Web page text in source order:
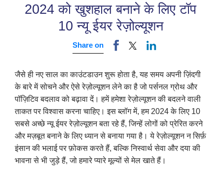
2024 को खुशहाल बनाने के लिए टॉप
10 न्यू ईयर रेज़ोल्यूशन
Share on
जैसे ही नए साल का काउंटडाउन शुरू होता है, यह समय अपनी ज़िंदगी
के बारे में सोचने और ऐसे रेज़ोल्यूशन लेने का है जो पर्सनल ग्रोथ और
पॉज़िटिव बदलाव को बढ़ावा दें। हमें हमेशा रेज़ोल्यूशन की बदलने वाली
ताकत पर विश्वास करना चाहिए। इस ब्लॉग में, हम 2024 के लिए 10
सबसे अच्छे न्यू ईयर रेज़ोल्यूशन बता रहे हैं, जिन्हें लोगों को प्रेरित करने
और मज़बूत बनाने के लिए ध्यान से बनाया गया है। ये रेज़ोल्यूशन न सिर्फ़
इंसान की भलाई पर फ़ोकस करते हैं, बल्कि निस्वार्थ सेवा और दया की
भावना से भी जुड़े हैं, जो हमारे प्यारे मूल्यों से मेल खाते हैं।